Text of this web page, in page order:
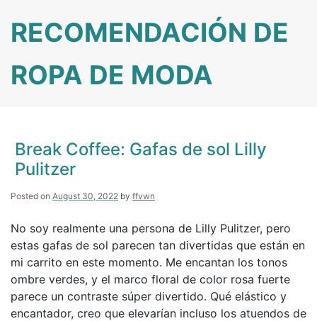
content
RECOMENDACIÓN DE
ROPA DE MODA
Break Coffee: Gafas de sol Lilly
Pulitzer
Posted on August 30, 2022 by ffvwn
No soy realmente una persona de Lilly Pulitzer, pero
estas gafas de sol parecen tan divertidas que están en
mi carrito en este momento. Me encantan los tonos
ombre verdes, y el marco floral de color rosa fuerte
parece un contraste súper divertido. Qué elástico y
encantador, creo que elevarían incluso los atuendos de